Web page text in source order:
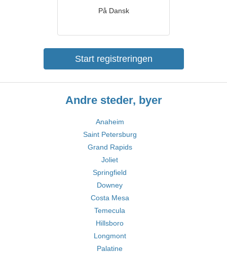
På Dansk
Start registreringen
Andre steder, byer
Anaheim
Saint Petersburg
Grand Rapids
Joliet
Springfield
Downey
Costa Mesa
Temecula
Hillsboro
Longmont
Palatine